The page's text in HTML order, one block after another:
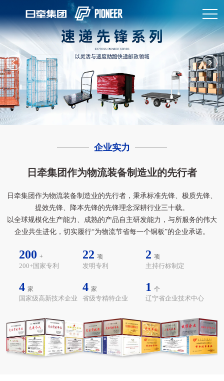
企业实力
日牵集团作为物流装备制造业的先行者
日牵集团作为物流装备制造业的先行者，秉承标准先锋、极质先锋、
提效先锋、降本先锋的先锋理念深耕行业三十载。
以全球规模化生产能力、成熟的产品自主研发能力，与所服务的伟大
企业共生进化，切实履行“为物流节省每一个铜板”的企业承诺。
200 +
200+国家专利
22 项
发明专利
2 项
主持行标制定
4 家
国家级高新技术企业
4 家
省级专精特企业
1 个
辽宁省企业技术中心